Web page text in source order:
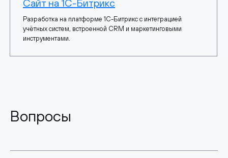
Сайт на 1С-Битрикс
Разработка на платформе 1С-Битрикс с интеграцией
учётных систем, встроенной CRM и маркетинговыми
инструментами.
Вопросы